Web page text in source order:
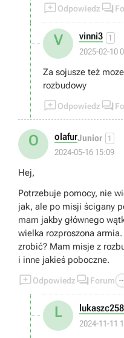
Odpowiedz 
V vinni3 1
2025-02-10
Za sojusze też
rozbudowy
Odpowiedz 
O olafurJunior 1
2024-05-16 15:09
Hej,
Potrzebuje pomocy, nie
jak, ale po misji ścigany
mam jakby głównego
wielka rozproszona
zrobić? Mam misje z
i inne jakieś poboczne.
Odpowiedz  Forum
L
2024-11-11